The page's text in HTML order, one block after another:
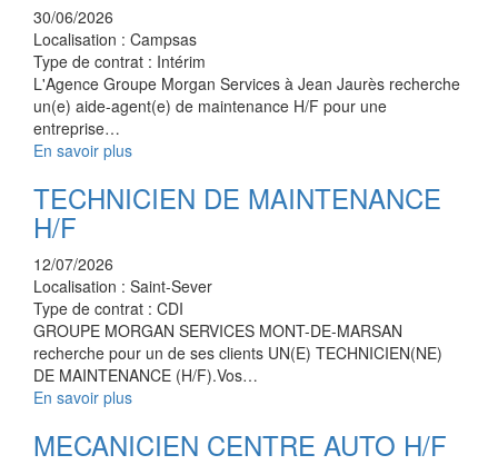
30/06/2026
Localisation : Campsas
Type de contrat : Intérim
L'Agence Groupe Morgan Services à Jean Jaurès recherche
un(e) aide-agent(e) de maintenance H/F pour une
entreprise…
En savoir plus
TECHNICIEN DE MAINTENANCE
H/F
12/07/2026
Localisation : Saint-Sever
Type de contrat : CDI
GROUPE MORGAN SERVICES MONT-DE-MARSAN
recherche pour un de ses clients UN(E) TECHNICIEN(NE)
DE MAINTENANCE (H/F).Vos…
En savoir plus
MECANICIEN CENTRE AUTO H/F